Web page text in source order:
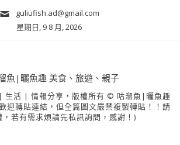
guliufish.ad@gmail.com
星期日, 9 8 月, 2026
活 | 情報分享，版權所有 © 咕溜魚|曬魚趣
迎轉貼連結，但全篇圖文嚴禁複製轉貼！！請
，若有需求煩請先私訊詢問，感謝！)